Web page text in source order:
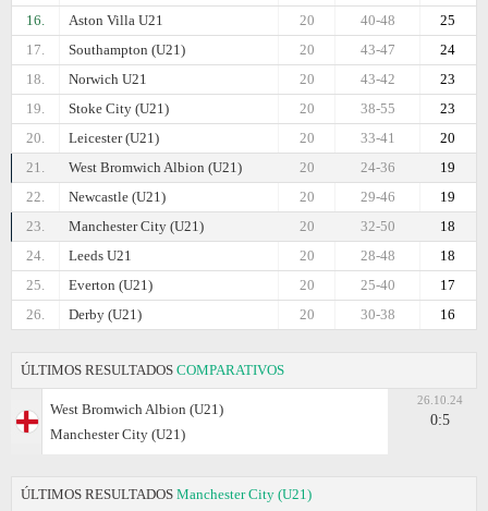
16.
Aston Villa U21 25
40-48
20
17.
Southampton (U21) 24
43-47
20
18.
Norwich U21 23
43-42
20
19.
Stoke City (U21) 23
38-55
20
20.
Leicester (U21) 20
33-41
20
21.
West Bromwich Albion (U21) 19
24-36
20
22.
Newcastle (U21) 19
29-46
20
23.
Manchester City (U21) 18
32-50
20
24.
Leeds U21 18
28-48
20
25.
Everton (U21) 17
25-40
20
26.
Derby (U21) 16
30-38
20
ÚLTIMOS RESULTADOS COMPARATIVOS
West Bromwich Albion (U21)
Manchester City (U21)
26.10.24
0:5
ÚLTIMOS RESULTADOS Manchester City (U21)